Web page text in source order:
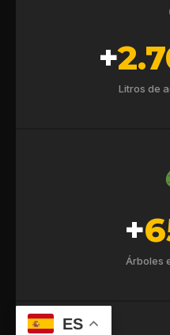
+
Litros de
+
Árboles
ES